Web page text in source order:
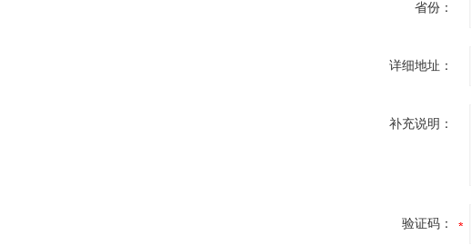
省份：
详细地址：
补充说明：
验证码：